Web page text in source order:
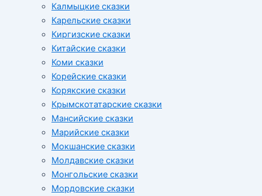
Калмыцкие сказки
Карельские сказки
Киргизские сказки
Китайские сказки
Коми сказки
Корейские сказки
Корякские сказки
Крымскотатарские сказки
Мансийские сказки
Марийские сказки
Мокшанские сказки
Молдавские сказки
Монгольские сказки
Мордовские сказки